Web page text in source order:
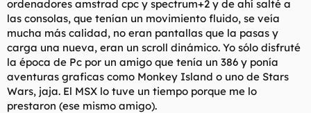
ordenadores amstrad cpc y spectrum+2 y de ahí salté a
las consolas, que tenían un movimiento fluido, se veía
mucha más calidad, no eran pantallas que la pasas y
carga una nueva, eran un scroll dinámico. Yo sólo disfruté
la época de Pc por un amigo que tenía un 386 y ponía
aventuras graficas como Monkey Island o uno de Stars
Wars, jaja. El MSX lo tuve un tiempo porque me lo
prestaron (ese mismo amigo).